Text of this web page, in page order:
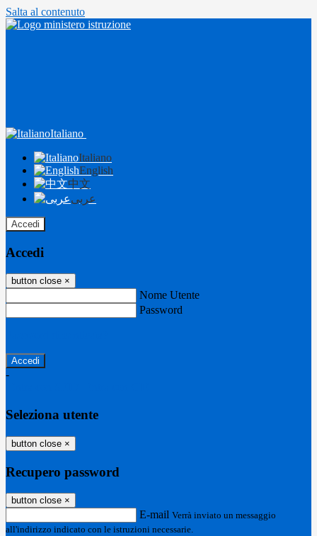
Salta al contenuto
Italiano
Italiano
English
中文
عربى
Accedi
Accedi
button close ×
Nome Utente
Password
-
Seleziona utente
button close ×
Recupero password
button close ×
E-mail Verrà inviato un messaggio
all'indirizzo indicato con le istruzioni necessarie.